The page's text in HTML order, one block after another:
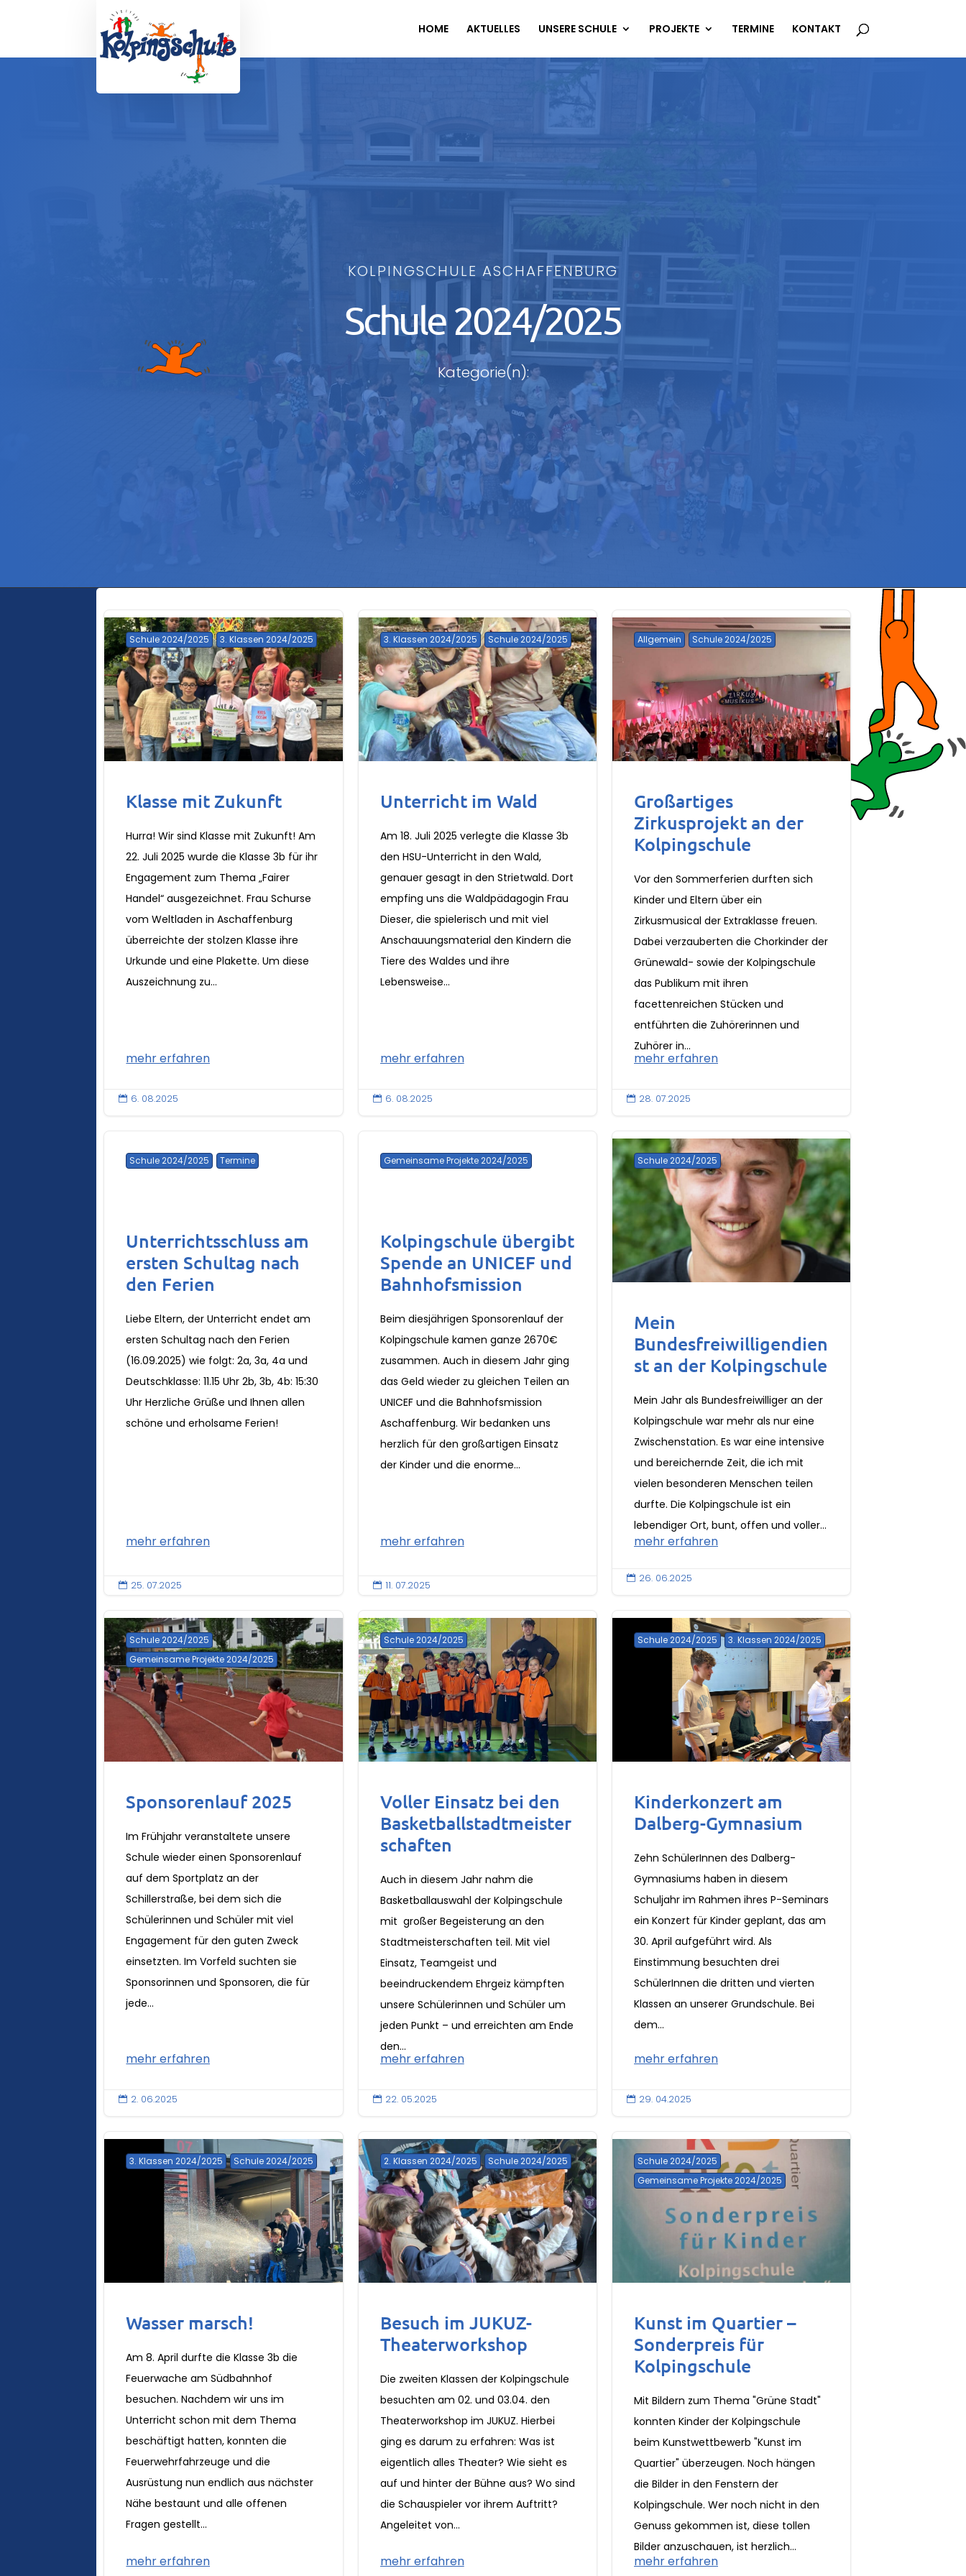
HOME AKTUELLES UNSERE SCHULE PROJEKTE TERMINE KONTAKT
KOLPINGSCHULE ASCHAFFENBURG
Schule 2024/2025
Kategorie(n):
Schule 2024/2025 3. Klassen 2024/2025
Klasse mit Zukunft
Hurra! Wir sind Klasse mit Zukunft! Am
22. Juli 2025 wurde die Klasse 3b für ihr
Engagement zum Thema „Fairer
Handel“ ausgezeichnet. Frau Schurse
vom Weltladen in Aschaffenburg
überreichte der stolzen Klasse ihre
Urkunde und eine Plakette. Um diese
Auszeichnung zu...
mehr erfahren
 6. 08.2025
3. Klassen 2024/2025 Schule 2024/2025
Unterricht im Wald
Am 18. Juli 2025 verlegte die Klasse 3b
den HSU-Unterricht in den Wald,
genauer gesagt in den Strietwald. Dort
empfing uns die Waldpädagogin Frau
Dieser, die spielerisch und mit viel
Anschauungsmaterial den Kindern die
Tiere des Waldes und ihre
Lebensweise...
mehr erfahren
 6. 08.2025
Allgemein Schule 2024/2025
Großartiges
Zirkusprojekt an der
Kolpingschule
Vor den Sommerferien durften sich
Kinder und Eltern über ein
Zirkusmusical der Extraklasse freuen.
Dabei verzauberten die Chorkinder der
Grünewald- sowie der Kolpingschule
das Publikum mit ihren
facettenreichen Stücken und
entführten die Zuhörerinnen und
Zuhörer in...
mehr erfahren
 28. 07.2025
Schule 2024/2025 Termine
Unterrichtsschluss am
ersten Schultag nach
den Ferien
Liebe Eltern, der Unterricht endet am
ersten Schultag nach den Ferien
(16.09.2025) wie folgt: 2a, 3a, 4a und
Deutschklasse: 11.15 Uhr 2b, 3b, 4b: 15:30
Uhr Herzliche Grüße und Ihnen allen
schöne und erholsame Ferien!
mehr erfahren
 25. 07.2025
Gemeinsame Projekte 2024/2025
Kolpingschule übergibt
Spende an UNICEF und
Bahnhofsmission
Beim diesjährigen Sponsorenlauf der
Kolpingschule kamen ganze 2670€
zusammen. Auch in diesem Jahr ging
das Geld wieder zu gleichen Teilen an
UNICEF und die Bahnhofsmission
Aschaffenburg. Wir bedanken uns
herzlich für den großartigen Einsatz
der Kinder und die enorme...
mehr erfahren
 11. 07.2025
Schule 2024/2025
Mein
Bundesfreiwilligendien
st an der Kolpingschule
Mein Jahr als Bundesfreiwilliger an der
Kolpingschule war mehr als nur eine
Zwischenstation. Es war eine intensive
und bereichernde Zeit, die ich mit
vielen besonderen Menschen teilen
durfte. Die Kolpingschule ist ein
lebendiger Ort, bunt, offen und voller...
mehr erfahren
 26. 06.2025
Schule 2024/2025
Gemeinsame Projekte 2024/2025
Sponsorenlauf 2025
Im Frühjahr veranstaltete unsere
Schule wieder einen Sponsorenlauf
auf dem Sportplatz an der
Schillerstraße, bei dem sich die
Schülerinnen und Schüler mit viel
Engagement für den guten Zweck
einsetzten. Im Vorfeld suchten sie
Sponsorinnen und Sponsoren, die für
jede...
mehr erfahren
 2. 06.2025
Schule 2024/2025
Voller Einsatz bei den
Basketballstadtmeister
schaften
Auch in diesem Jahr nahm die
Basketballauswahl der Kolpingschule
mit großer Begeisterung an den
Stadtmeisterschaften teil. Mit viel
Einsatz, Teamgeist und
beeindruckendem Ehrgeiz kämpften
unsere Schülerinnen und Schüler um
jeden Punkt – und erreichten am Ende
den...
mehr erfahren
 22. 05.2025
Schule 2024/2025 3. Klassen 2024/2025
Kinderkonzert am
Dalberg-Gymnasium
Zehn SchülerInnen des Dalberg-
Gymnasiums haben in diesem
Schuljahr im Rahmen ihres P-Seminars
ein Konzert für Kinder geplant, das am
30. April aufgeführt wird. Als
Einstimmung besuchten drei
SchülerInnen die dritten und vierten
Klassen an unserer Grundschule. Bei
dem...
mehr erfahren
 29. 04.2025
3. Klassen 2024/2025 Schule 2024/2025
Wasser marsch!
Am 8. April durfte die Klasse 3b die
Feuerwache am Südbahnhof
besuchen. Nachdem wir uns im
Unterricht schon mit dem Thema
beschäftigt hatten, konnten die
Feuerwehrfahrzeuge und die
Ausrüstung nun endlich aus nächster
Nähe bestaunt und alle offenen
Fragen gestellt...
mehr erfahren
2. Klassen 2024/2025 Schule 2024/2025
Besuch im JUKUZ-
Theaterworkshop
Die zweiten Klassen der Kolpingschule
besuchten am 02. und 03.04. den
Theaterworkshop im JUKUZ. Hierbei
ging es darum zu erfahren: Was ist
eigentlich alles Theater? Wie sieht es
auf und hinter der Bühne aus? Wo sind
die Schauspieler vor ihrem Auftritt?
Angeleitet von...
mehr erfahren
Schule 2024/2025
Gemeinsame Projekte 2024/2025
Kunst im Quartier –
Sonderpreis für
Kolpingschule
Mit Bildern zum Thema "Grüne Stadt"
konnten Kinder der Kolpingschule
beim Kunstwettbewerb "Kunst im
Quartier" überzeugen. Noch hängen
die Bilder in den Fenstern der
Kolpingschule. Wer noch nicht in den
Genuss gekommen ist, diese tollen
Bilder anzuschauen, ist herzlich...
mehr erfahren